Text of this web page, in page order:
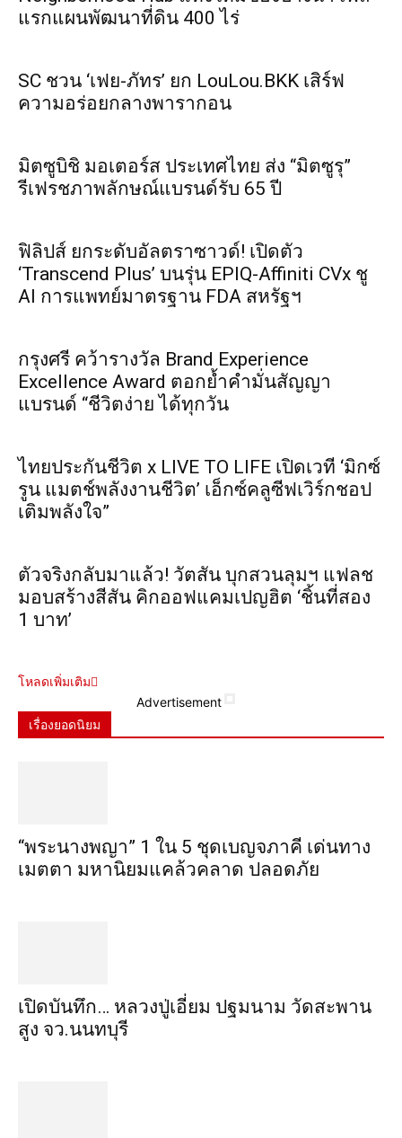
แรกแผนพัฒนาที่ดิน 400 ไร่
SC ชวน ‘เฟย-ภัทร’ ยก LouLou.BKK เสิร์ฟ
ความอร่อยกลางพารากอน
มิตซูบิชิ มอเตอร์ส ประเทศไทย ส่ง “มิตซูรุ”
รีเฟรชภาพลักษณ์แบรนด์รับ 65 ปี
ฟิลิปส์ ยกระดับอัลตราซาวด์! เปิดตัว
‘Transcend Plus’ บนรุ่น EPIQ-Affiniti CVx ชู
AI การแพทย์มาตรฐาน FDA สหรัฐฯ
กรุงศรี คว้ารางวัล Brand Experience
Excellence Award ตอกย้ำคำมั่นสัญญา
แบรนด์ “ชีวิตง่าย ได้ทุกวัน
ไทยประกันชีวิต x LIVE TO LIFE เปิดเวที ‘มิกซ์
รูน แมตช์พลังงานชีวิต’ เอ็กซ์คลูซีฟเวิร์กชอป
เติมพลังใจ”
ตัวจริงกลับมาแล้ว! วัตสัน บุกสวนลุมฯ แฟลช
มอบสร้างสีสัน คิกออฟแคมเปญฮิต ‘ชิ้นที่สอง
1 บาท’
โหลดเพิ่มเติม
Advertisement
เรื่องยอดนิยม
“พระ​นาง​พญา” 1 ใน 5​ ชุดเบญจ​ภาคี​ เด่นทาง
เมตตา​ มหา​นิยม​แคล้วคลาด​ ปลอดภัย​
เปิดบันทึก… หลวงปู่เอี่ยม ​ปฐม​นาม​ วัดสะพาน
สูง​ จว.นนทบุรี